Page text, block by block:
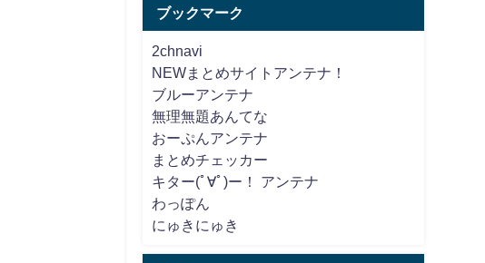
ブックマーク
2chnavi
NEWまとめサイトアンテナ！
ブルーアンテナ
無理無題あんてな
おーぷんアンテナ
まとめチェッカー
キター(ﾟ∀ﾟ)ー！ アンテナ
わっぽん
にゅきにゅき